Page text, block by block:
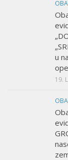
u
19.